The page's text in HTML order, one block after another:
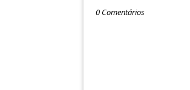
0 Comentários